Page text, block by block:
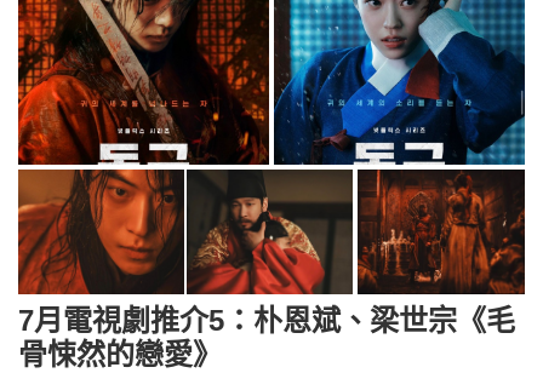
7月電視劇推介5：朴恩斌、梁世宗《毛
骨悚然的戀愛》